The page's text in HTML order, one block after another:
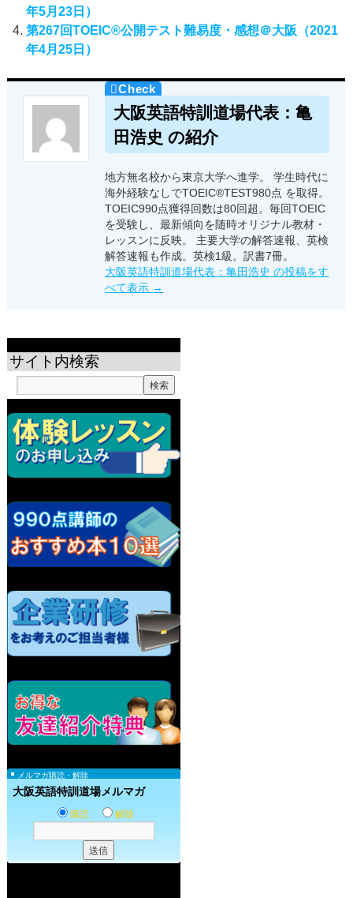
年5月23日）
第267回TOEIC®公開テスト難易度・感想＠大阪（2021
年4月25日）
大阪英語特訓道場代表：亀
田浩史 の紹介
地方無名校から東京大学へ進学。 学生時代に
海外経験なしでTOEIC®TEST980点 を取得。
TOEIC990点獲得回数は80回超。毎回TOEIC
を受験し、最新傾向を随時オリジナル教材・
レッスンに反映。 主要大学の解答速報、英検
解答速報も作成。英検1級。訳書7冊。
大阪英語特訓道場代表：亀田浩史 の投稿をす
べて表示 →
サイト内検索
メルマガ購読・解除
大阪英語特訓道場メルマガ
購読 解除